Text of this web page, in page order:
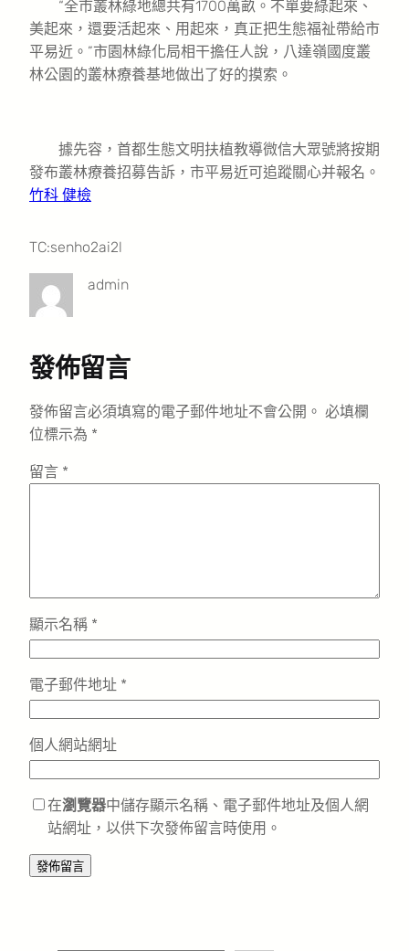
“全市叢林綠地總共有1700萬畝。不單要綠起來、
美起來，還要活起來、用起來，真正把生態福祉帶給市
平易近。”市園林綠化局相干擔任人說，八達嶺國度叢
林公園的叢林療養基地做出了好的摸索。
據先容，首都生態文明扶植教導微信大眾號將按期
發布叢林療養招募告訴，市平易近可追蹤關心并報名。
竹科 健檢
TC:senho2ai2l
admin
發佈留言
發佈留言必須填寫的電子郵件地址不會公開。 必填欄
位標示為 *
留言 *
顯示名稱 *
電子郵件地址 *
個人網站網址
在瀏覽器中儲存顯示名稱、電子郵件地址及個人網
站網址，以供下次發佈留言時使用。